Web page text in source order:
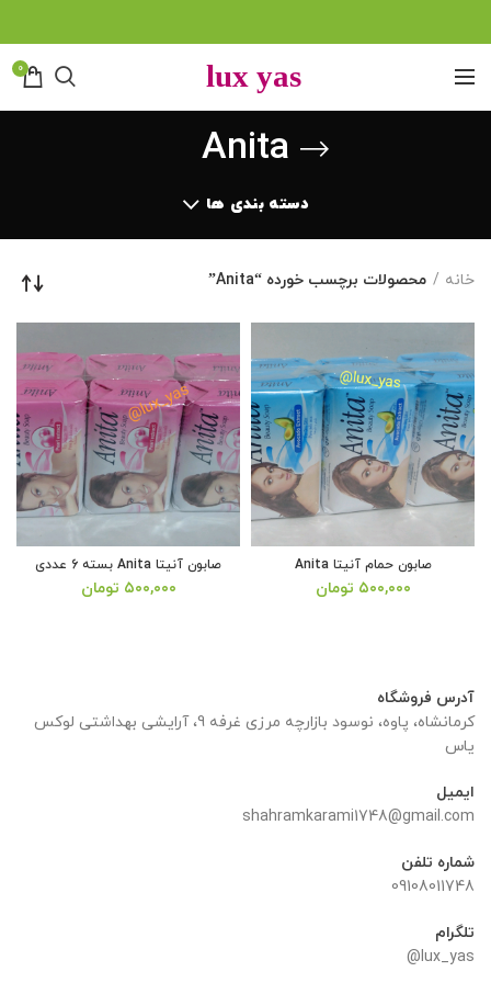
0
Anita
دسته بندی ها
خانه محصولات برچسب خورده “Anita”
صابون حمام آنیتا Anita
۵۰۰,۰۰۰ تومان
صابون آنیتا Anita بسته 6 عددی
۵۰۰,۰۰۰ تومان
آدرس فروشگاه
کرمانشاه، پاوه، نوسود بازارچه مرزی غرفه 9، آرایشی بهداشتی لوکس
یاس
ایمیل
shahramkarami1748@gmail.com
شماره تلفن
09108011748
تلگرام
lux_yas@